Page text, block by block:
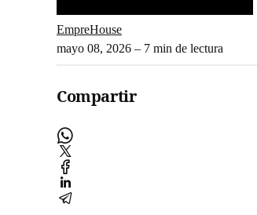
EmpreHouse
mayo 08, 2026 – 7 min de lectura
Compartir